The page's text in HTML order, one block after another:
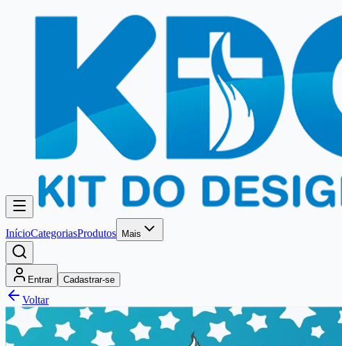
InícioCategoriasProdutos Mais
Entrar Cadastrar-se
Voltar